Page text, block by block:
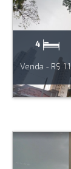
4
Venda - R$